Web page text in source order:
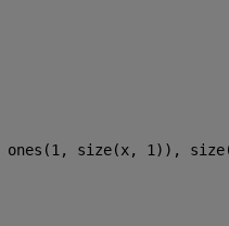
ones(1, size(x, 1)),